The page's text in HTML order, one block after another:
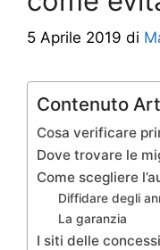
5 Aprile 2019 di
Contenuto
Cosa verificare
Dove trovare le
Come scegliere
Diffidare degli
La garanzia
I siti delle